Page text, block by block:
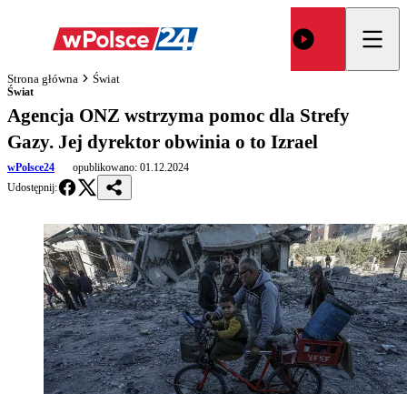
Strona główna Świat
Świat
Agencja ONZ wstrzyma pomoc dla Strefy
Gazy. Jej dyrektor obwinia o to Izrael
wPolsce24 opublikowano: 01.12.2024
Udostępnij: